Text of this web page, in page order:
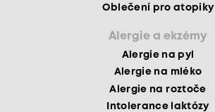
Oblečení pro atopiky
Alergie a ekzémy
Alergie na pyl
Alergie na mléko
Alergie na roztoče
Intolerance laktózy